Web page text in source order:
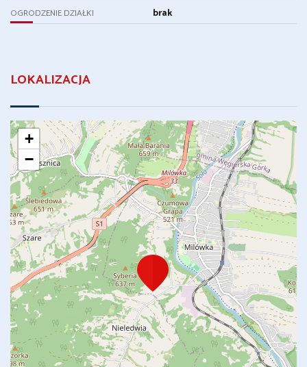
OGRODZENIE DZIAŁKI brak
LOKALIZACJA
+
−